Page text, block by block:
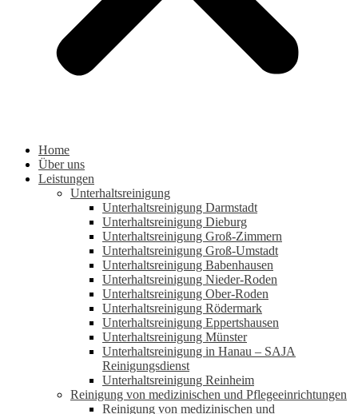
Home
Über uns
Leistungen
Unterhaltsreinigung
Unterhaltsreinigung Darmstadt
Unterhaltsreinigung Dieburg
Unterhaltsreinigung Groß-Zimmern
Unterhaltsreinigung Groß-Umstadt
Unterhaltsreinigung Babenhausen
Unterhaltsreinigung Nieder-Roden
Unterhaltsreinigung Ober-Roden
Unterhaltsreinigung Rödermark
Unterhaltsreinigung Eppertshausen
Unterhaltsreinigung Münster
Unterhaltsreinigung in Hanau – SAJA
Reinigungsdienst
Unterhaltsreinigung Reinheim
Reinigung von medizinischen und Pflegeeinrichtungen
Reinigung von medizinischen und